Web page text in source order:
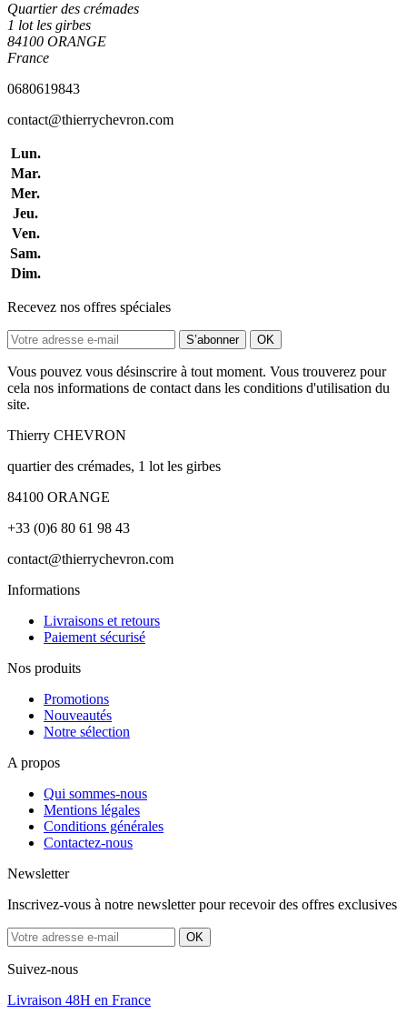
Quartier des crémades
1 lot les girbes
84100 ORANGE
France
0680619843
contact@thierrychevron.com
Lun.
Mar.
Mer.
Jeu.
Ven.
Sam.
Dim.
Recevez nos offres spéciales
Vous pouvez vous désinscrire à tout moment. Vous trouverez pour
cela nos informations de contact dans les conditions d'utilisation du
site.
Thierry CHEVRON
quartier des crémades, 1 lot les girbes
84100 ORANGE
+33 (0)6 80 61 98 43
contact@thierrychevron.com
Informations
Livraisons et retours
Paiement sécurisé
Nos produits
Promotions
Nouveautés
Notre sélection
A propos
Qui sommes-nous
Mentions légales
Conditions générales
Contactez-nous
Newsletter
Inscrivez-vous à notre newsletter pour recevoir des offres exclusives
Suivez-nous
Livraison 48H en France